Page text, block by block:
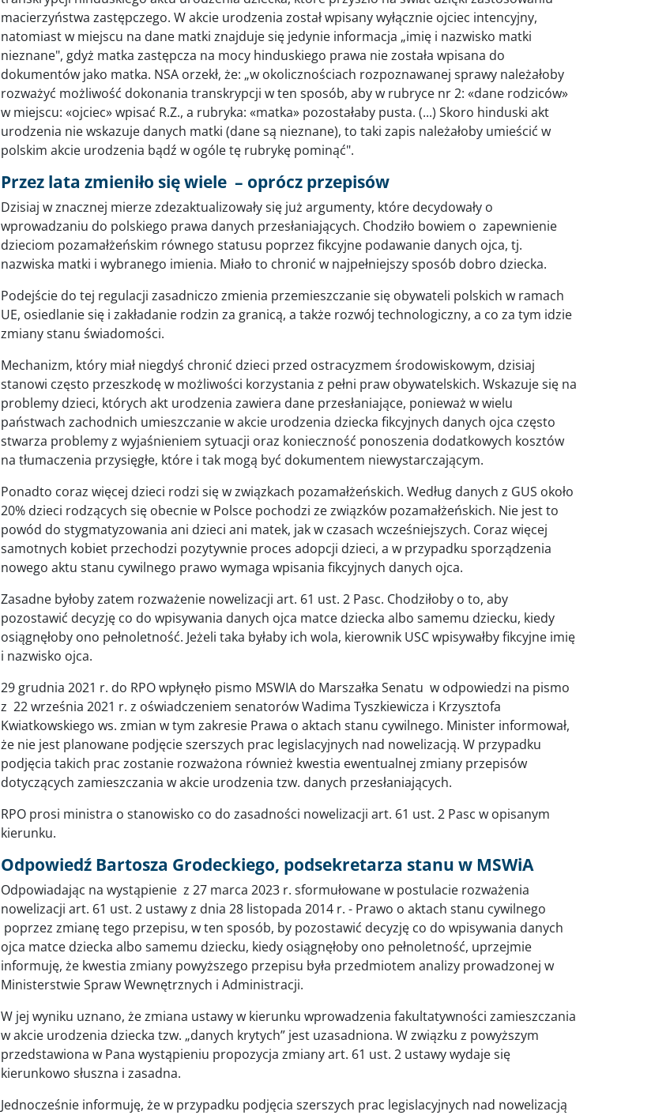
macierzyństwa zastępczego. W akcie urodzenia został wpisany wyłącznie ojciec intencyjny,
natomiast w miejscu na dane matki znajduje się jedynie informacja „imię i nazwisko matki
nieznane", gdyż matka zastępcza na mocy hinduskiego prawa nie została wpisana do
dokumentów jako matka. NSA orzekł, że: „w okolicznościach rozpoznawanej sprawy należałoby
rozważyć możliwość dokonania transkrypcji w ten sposób, aby w rubryce nr 2: «dane rodziców»
w miejscu: «ojciec» wpisać R.Z., a rubryka: «matka» pozostałaby pusta. (...) Skoro hinduski akt
urodzenia nie wskazuje danych matki (dane są nieznane), to taki zapis należałoby umieścić w
polskim akcie urodzenia bądź w ogóle tę rubrykę pominąć".
Przez lata zmieniło się wiele – oprócz przepisów
Dzisiaj w znacznej mierze zdezaktualizowały się już argumenty, które decydowały o
wprowadzaniu do polskiego prawa danych przesłaniających. Chodziło bowiem o zapewnienie
dzieciom pozamałżeńskim równego statusu poprzez fikcyjne podawanie danych ojca, tj.
nazwiska matki i wybranego imienia. Miało to chronić w najpełniejszy sposób dobro dziecka.
Podejście do tej regulacji zasadniczo zmienia przemieszczanie się obywateli polskich w ramach
UE, osiedlanie się i zakładanie rodzin za granicą, a także rozwój technologiczny, a co za tym idzie
zmiany stanu świadomości.
Mechanizm, który miał niegdyś chronić dzieci przed ostracyzmem środowiskowym, dzisiaj
stanowi często przeszkodę w możliwości korzystania z pełni praw obywatelskich. Wskazuje się na
problemy dzieci, których akt urodzenia zawiera dane przesłaniające, ponieważ w wielu
państwach zachodnich umieszczanie w akcie urodzenia dziecka fikcyjnych danych ojca często
stwarza problemy z wyjaśnieniem sytuacji oraz konieczność ponoszenia dodatkowych kosztów
na tłumaczenia przysięgłe, które i tak mogą być dokumentem niewystarczającym.
Ponadto coraz więcej dzieci rodzi się w związkach pozamałżeńskich. Według danych z GUS około
20% dzieci rodzących się obecnie w Polsce pochodzi ze związków pozamałżeńskich. Nie jest to
powód do stygmatyzowania ani dzieci ani matek, jak w czasach wcześniejszych. Coraz więcej
samotnych kobiet przechodzi pozytywnie proces adopcji dzieci, a w przypadku sporządzenia
nowego aktu stanu cywilnego prawo wymaga wpisania fikcyjnych danych ojca.
Zasadne byłoby zatem rozważenie nowelizacji art. 61 ust. 2 Pasc. Chodziłoby o to, aby
pozostawić decyzję co do wpisywania danych ojca matce dziecka albo samemu dziecku, kiedy
osiągnęłoby ono pełnoletność. Jeżeli taka byłaby ich wola, kierownik USC wpisywałby fikcyjne imię
i nazwisko ojca.
29 grudnia 2021 r. do RPO wpłynęło pismo MSWIA do Marszałka Senatu w odpowiedzi na pismo
z 22 września 2021 r. z oświadczeniem senatorów Wadima Tyszkiewicza i Krzysztofa
Kwiatkowskiego ws. zmian w tym zakresie Prawa o aktach stanu cywilnego. Minister informował,
że nie jest planowane podjęcie szerszych prac legislacyjnych nad nowelizacją. W przypadku
podjęcia takich prac zostanie rozważona również kwestia ewentualnej zmiany przepisów
dotyczących zamieszczania w akcie urodzenia tzw. danych przesłaniających.
RPO prosi ministra o stanowisko co do zasadności nowelizacji art. 61 ust. 2 Pasc w opisanym
kierunku.
Odpowiedź Bartosza Grodeckiego, podsekretarza stanu w MSWiA
Odpowiadając na wystąpienie z 27 marca 2023 r. sformułowane w postulacie rozważenia
nowelizacji art. 61 ust. 2 ustawy z dnia 28 listopada 2014 r. - Prawo o aktach stanu cywilnego
poprzez zmianę tego przepisu, w ten sposób, by pozostawić decyzję co do wpisywania danych
ojca matce dziecka albo samemu dziecku, kiedy osiągnęłoby ono pełnoletność, uprzejmie
informuję, że kwestia zmiany powyższego przepisu była przedmiotem analizy prowadzonej w
Ministerstwie Spraw Wewnętrznych i Administracji.
W jej wyniku uznano, że zmiana ustawy w kierunku wprowadzenia fakultatywności zamieszczania
w akcie urodzenia dziecka tzw. „danych krytych” jest uzasadniona. W związku z powyższym
przedstawiona w Pana wystąpieniu propozycja zmiany art. 61 ust. 2 ustawy wydaje się
kierunkowo słuszna i zasadna.
Jednocześnie informuję, że w przypadku podjęcia szerszych prac legislacyjnych nad nowelizacją